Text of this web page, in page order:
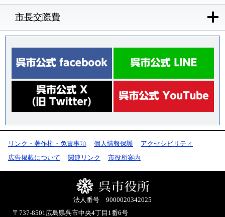
市長交際費
リンク・著作権・免責事項 個人情報保護
アクセシビリティ
広告掲載について
関連リンク 市役所案内
法人番号 9000020342025
〒737-8501広島県呉市中央4丁目1番6号